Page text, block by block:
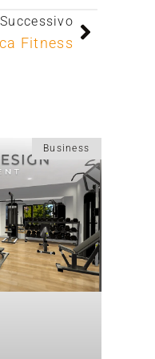
Successivo
Fitness
Business